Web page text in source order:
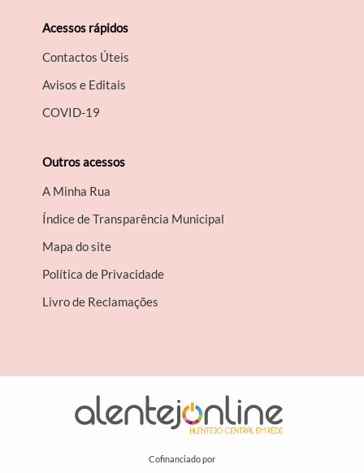
Acessos rápidos
Contactos Úteis
Avisos e Editais
COVID-19
Outros acessos
A Minha Rua
Índice de Transparência Municipal
Mapa do site
Política de Privacidade
Livro de Reclamações
Cofinanciado por